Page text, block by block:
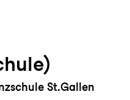
St.Gallen